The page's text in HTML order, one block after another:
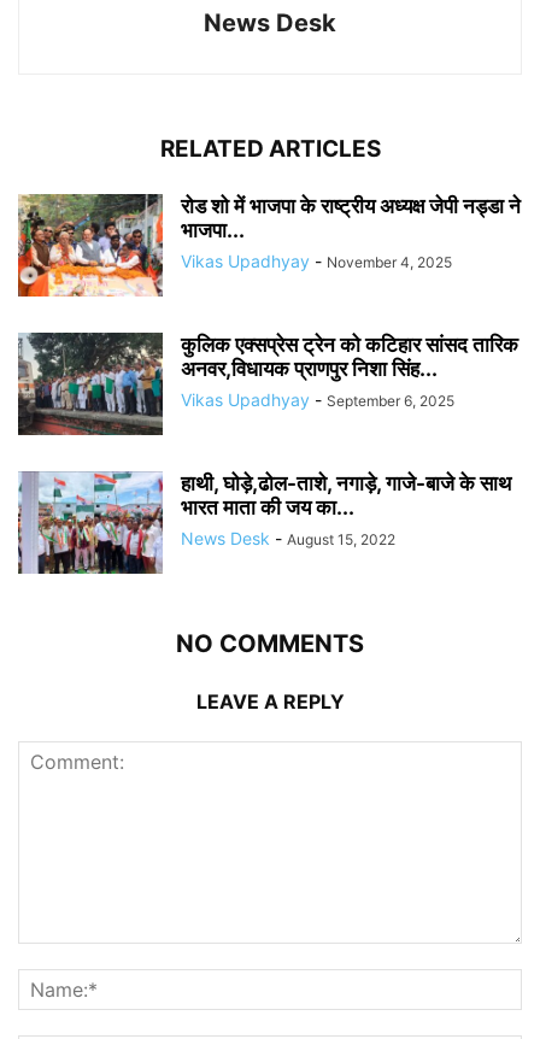
News Desk
RELATED ARTICLES
रोड शो में भाजपा के राष्ट्रीय अध्यक्ष जेपी नड्डा ने
भाजपा...
Vikas Upadhyay - November 4, 2025
कुलिक एक्सप्रेस ट्रेन को कटिहार सांसद तारिक
अनवर,विधायक प्राणपुर निशा सिंह...
Vikas Upadhyay - September 6, 2025
हाथी, घोड़े,ढोल-ताशे, नगाड़े, गाजे-बाजे के साथ
भारत माता की जय का...
News Desk - August 15, 2022
NO COMMENTS
LEAVE A REPLY